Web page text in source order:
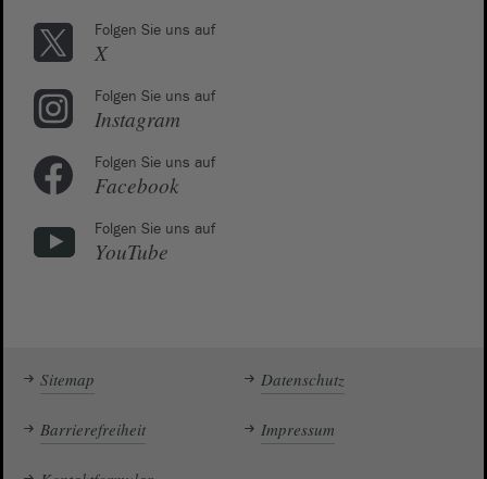
Folgen Sie uns auf
X
Folgen Sie uns auf
Instagram
Folgen Sie uns auf
Facebook
Folgen Sie uns auf
YouTube
Sitemap Datenschutz
Barrierefreiheit Impressum